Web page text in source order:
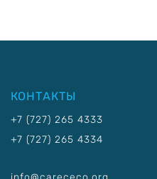
КОНТАКТЫ
+7 (727) 265 4333
+7 (727) 265 4334